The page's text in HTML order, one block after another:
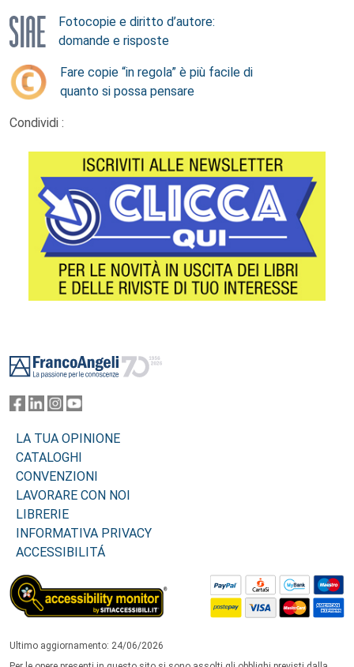
Fotocopie e diritto d’autore:
domande e risposte
Fare copie “in regola” è più facile di
quanto si possa pensare
Condividi :
LA TUA OPINIONE
CATALOGHI
CONVENZIONI
LAVORARE CON NOI
LIBRERIE
INFORMATIVA PRIVACY
ACCESSIBILITÁ
Ultimo aggiornamento: 24/06/2026